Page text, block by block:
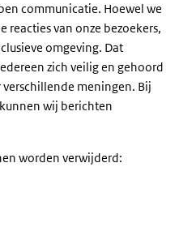
communicatie. Hoewel we
van onze bezoekers,
omgeving. Dat
zich veilig en gehoord
meningen. Bij
wij berichten
worden verwijderd: